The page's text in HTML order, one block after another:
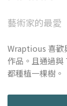
藝術家的最愛
Wraptious 喜歡
作品。且通過
都種植一棵樹。